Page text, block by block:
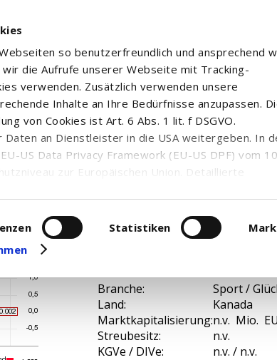
so benutzerfreundlich und ansprechend
die Aufrufe unserer Webseite mit Tracking-
verwenden. Zusätzlich verwenden unsere
Inhalte an Ihre Bedürfnisse anzupassen.
von Cookies ist Art. 6 Abs. 1 lit. f DSGVO.
Daten an Dienstleister in die USA weitergeben. In
US Data Privacy Framework (EU-US DPF) vom
zur Europäischen Union. Detaillierte
Seite zumDatenschutz. Dort können Sie Ihre
oder anpassen.
Statistiken
Branche:
Sport /
Land:
Kanada
Marktkapitalisierung:n.v. Mio.
Streubesitz:
n.v.
KGVe / DIVe:
n.v. / n.v.